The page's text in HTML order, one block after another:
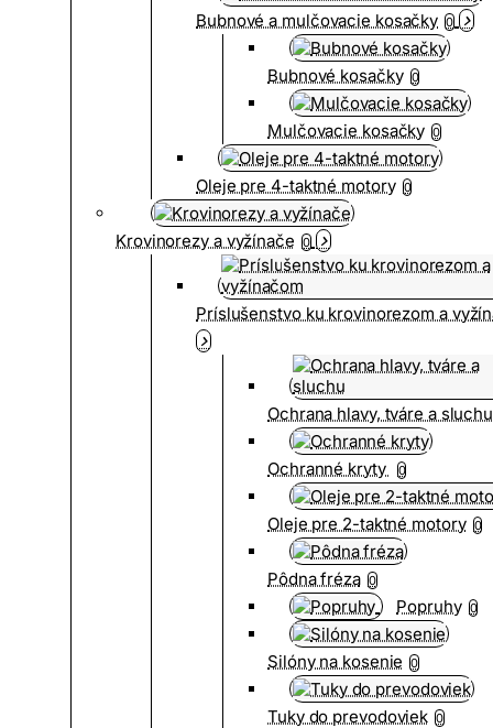
Bubnové a mulčovacie kosačky 0
Bubnové kosačky 0
Mulčovacie kosačky 0
Oleje pre 4-taktné motory 0
Krovinorezy a vyžínače 0
Príslušenstvo ku krovinorezom a
Ochrana hlavy, tváre a sluchu
Ochranné kryty 0
Oleje pre 2-taktné motory 0
Pôdna fréza 0
Popruhy 0
Silóny na kosenie 0
Tuky do prevodoviek 0